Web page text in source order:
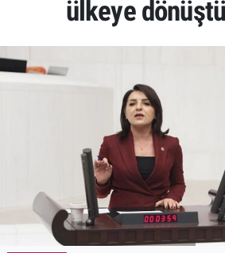
ülkeye
Yerel Haberler
Spor
Haber Arşivi